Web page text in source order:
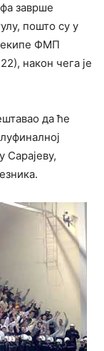
заврше
пошто су у
екипе ФМП
након чега је
да ће
Сарајеву,